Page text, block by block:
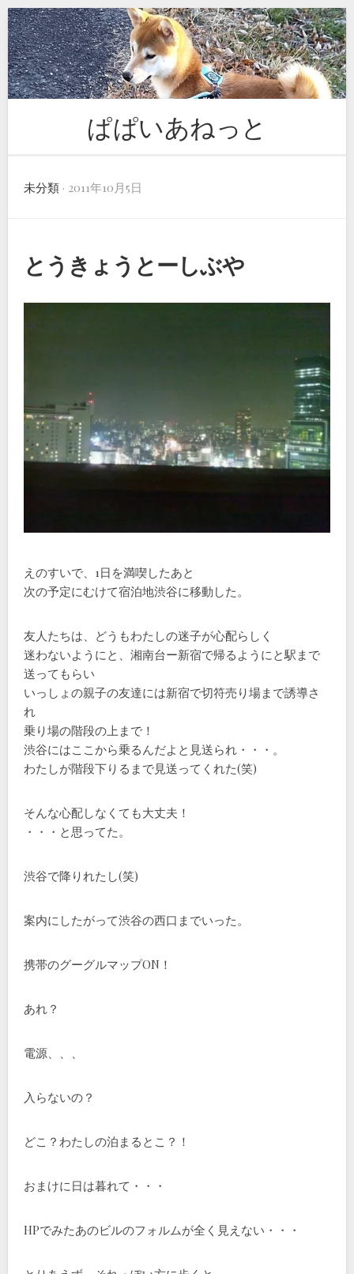
Skip
to
content
ぱぱいあねっと
未分類 · 2011年10月5日
とうきょうとーしぶや
えのすいで、1日を満喫したあと
次の予定にむけて宿泊地渋谷に移動した。
友人たちは、どうもわたしの迷子が心配らしく
迷わないようにと、湘南台ー新宿で帰るようにと駅まで
送ってもらい
いっしょの親子の友達には新宿で切符売り場まで誘導さ
れ
乗り場の階段の上まで！
渋谷にはここから乗るんだよと見送られ・・・。
わたしが階段下りるまで見送ってくれた(笑)
そんな心配しなくても大丈夫！
・・・と思ってた。
渋谷で降りれたし(笑)
案内にしたがって渋谷の西口までいった。
携帯のグーグルマップON！
あれ？
電源、、、
入らないの？
どこ？わたしの泊まるとこ？！
おまけに日は暮れて・・・
HPでみたあのビルのフォルムが全く見えない・・・